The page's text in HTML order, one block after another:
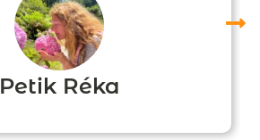
Petik Réka